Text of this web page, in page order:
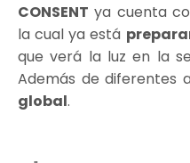
CONSENT ya cuenta
la cual ya está
que verá la luz en la
Además de diferentes
global.